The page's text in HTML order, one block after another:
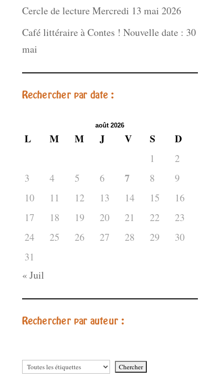
Cercle de lecture Mercredi 13 mai 2026
Café littéraire à Contes ! Nouvelle date : 30
mai
Rechercher par date :
août 2026
L M M J V S D
1
2
3
4 5 6 7 8
9
10
11 12 13 14 15
16
17
18 19 20 21 22
23
24
25 26 27 28 29
30
31
« Juil
Rechercher par auteur :